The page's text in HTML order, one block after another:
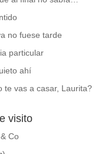
no fuese tarde
particular
ahí
te vas a casar, Laurita?
visito
Co